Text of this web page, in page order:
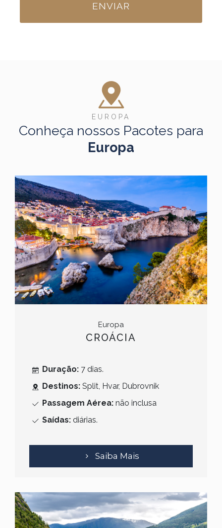
ENVIAR
EUROPA
Conheça nossos Pacotes para
Europa
Europa
CROÁCIA
Duração:7 dias.
Destinos: Split, Hvar, Dubrovnik
Passagem Aérea:não inclusa
Saídas:diárias.
Saiba Mais